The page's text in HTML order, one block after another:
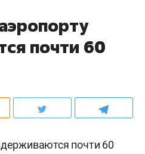
почти 60
почти 60